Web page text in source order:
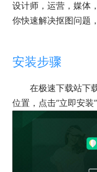
设计师，运营，媒体
你快速解决抠图问题
安装步骤
在极速下载站下载
位置，点击“立即安装”